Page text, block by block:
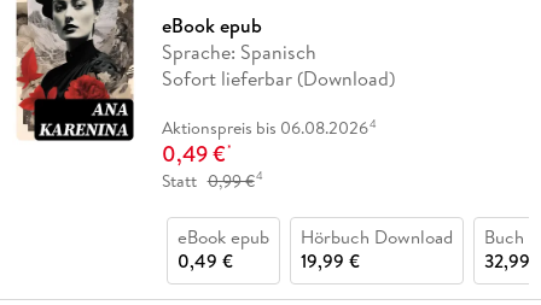
eBook epub
Sprache: Spanisch
Sofort lieferbar (Download)
Aktionspreis bis 06.08.20264
0,49 €*
Statt 0,99 €4
eBook epub
0,49 €
Hörbuch Download
19,99 €
Buch
32,99